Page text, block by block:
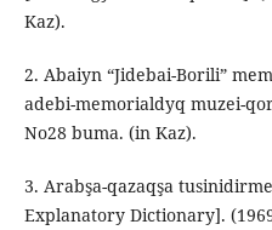
Kaz).
2. Abaiyn “Jidebai-Borili”
adebi-memorialdyq muzei-
No28 buma. (in Kaz).
3. Arabşa-qazaqşa
Explanatory Dictionary].